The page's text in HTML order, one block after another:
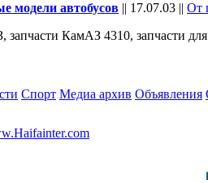
модели автобусов || 17.07.03 || От
запчасти КамАЗ 4310, запчасти
Спорт Медиа архив Объявления